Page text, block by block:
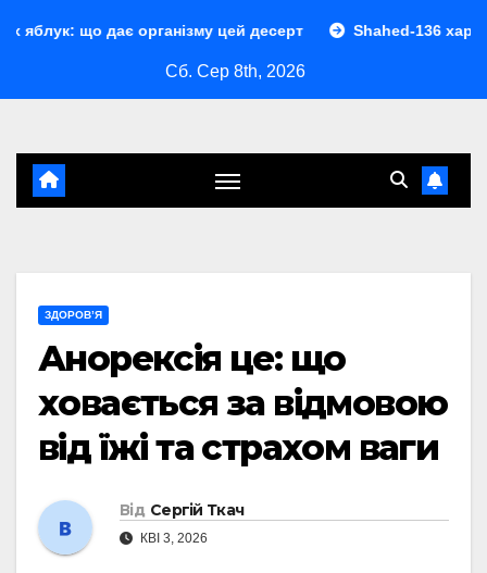
організму цей десерт Shahed-136 характеристики:
Сб. Сер 8th, 2026
ЗДОРОВ’Я
Анорексія це: що
ховається за відмовою
від їжі та страхом ваги
Від Сергій Ткач
КВІ 3, 2026